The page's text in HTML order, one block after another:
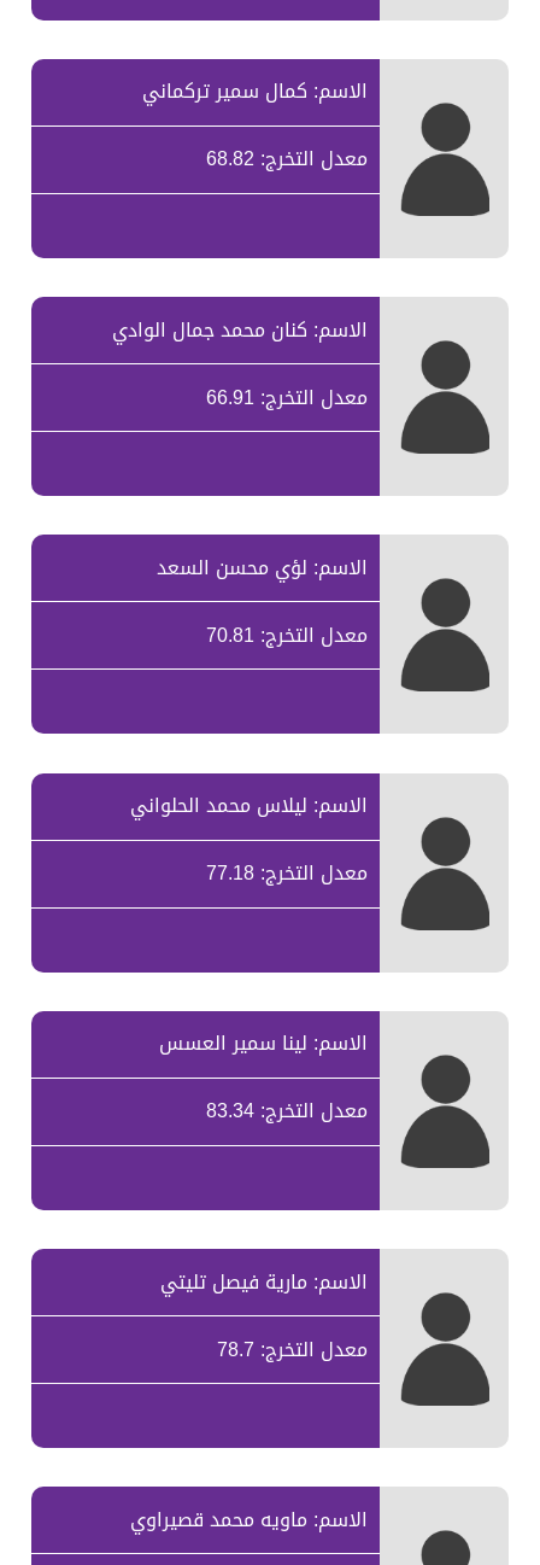
الاسم: كمال سمير تركماني
معدل التخرج: 68.82
الاسم: كنان محمد جمال الوادي
معدل التخرج: 66.91
الاسم: لؤي محسن السعد
معدل التخرج: 70.81
الاسم: ليلاس محمد الحلواني
معدل التخرج: 77.18
الاسم: لينا سمير العسس
معدل التخرج: 83.34
الاسم: مارية فيصل تليتي
معدل التخرج: 78.7
الاسم: ماويه محمد قصيراوي